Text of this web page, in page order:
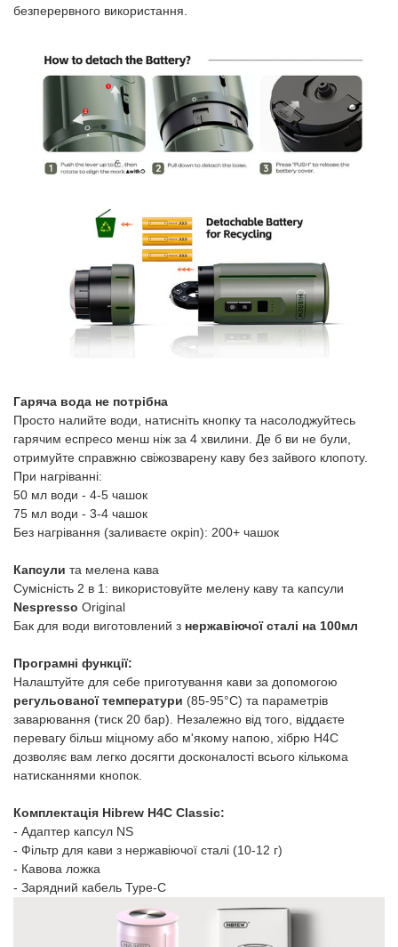
безперервного використання.
Гаряча вода не потрібна
Просто налийте води, натисніть кнопку та насолоджуйтесь
гарячим еспресо менш ніж за 4 хвилини. Де б ви не були,
отримуйте справжню свіжозварену каву без зайвого клопоту.
При нагріванні:
50 мл води - 4-5 чашок
75 мл води - 3-4 чашок
Без нагрівання (заливаєте окріп): 200+ чашок
Капсули та мелена кава
Сумісність 2 в 1: використовуйте мелену каву та капсули
Nespresso Original
Бак для води виготовлений з нержавіючої сталі на 100мл
Програмні функції:
Налаштуйте для себе приготування кави за допомогою
регульованої температури (85-95°С) та параметрів
заварювання (тиск 20 бар). Незалежно від того, віддаєте
перевагу більш міцному або м'якому напою, хібрю H4C
дозволяє вам легко досягти досконалості всього кількома
натисканнями кнопок.
Комплектація Hibrew H4C Classic:
- Адаптер капсул NS
- Фільтр для кави з нержавіючої сталі (10-12 г)
- Кавова ложка
- Зарядний кабель Type-C